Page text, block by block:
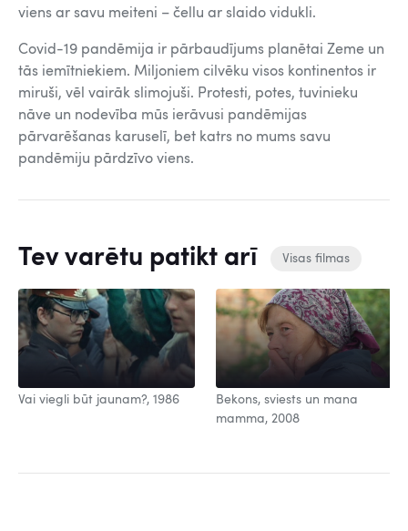
viens ar savu meiteni – čellu ar slaido vidukli.
Covid-19 pandēmija ir pārbaudījums planētai Zeme un
tās iemītniekiem. Miljoniem cilvēku visos kontinentos ir
miruši, vēl vairāk slimojuši. Protesti, potes, tuvinieku
nāve un nodevība mūs ierāvusi pandēmijas
pārvarēšanas karuselī, bet katrs no mums savu
pandēmiju pārdzīvo viens.
Tev varētu patikt arī Visas filmas
Vai viegli būt jaunam?, 1986
Bekons, sviests un mana
mamma, 2008